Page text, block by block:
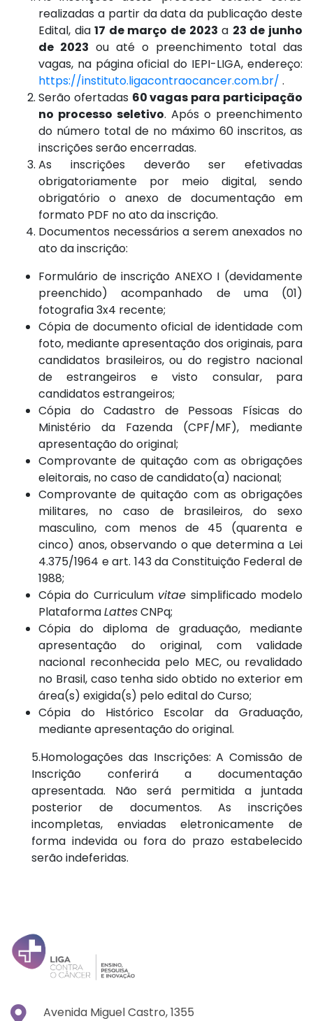
realizadas a partir da data da publicação deste
Edital, dia17 de março de 2023 a 23 de junho
de 2023 ou até o preenchimento total das
vagas, na página oficial do IEPI-LIGA, endereço:
https://instituto.ligacontraocancer.com.br/ .
Serão ofertadas 60 vagas para participação
no processo seletivo. Após o preenchimento
do número total de no máximo 60 inscritos, as
inscrições serão encerradas.
As inscrições deverão ser efetivadas
obrigatoriamente por meio digital, sendo
obrigatório o anexo de documentação em
formato PDF no ato da inscrição.
Documentos necessários a serem anexados no
ato da inscrição:
Formulário de inscrição ANEXO I (devidamente
preenchido) acompanhado de uma (01)
fotografia 3x4 recente;
Cópia de documento oficial de identidade com
foto, mediante apresentação dos originais, para
candidatos brasileiros, ou do registro nacional
de estrangeiros e visto consular, para
candidatos estrangeiros;
Cópia do Cadastro de Pessoas Físicas do
Ministério da Fazenda (CPF/MF), mediante
apresentação do original;
Comprovante de quitação com as obrigações
eleitorais, no caso de candidato(a) nacional;
Comprovante de quitação com as obrigações
militares, no caso de brasileiros, do sexo
masculino, com menos de 45 (quarenta e
cinco) anos, observando o que determina a Lei
4.375/1964 e art. 143 da Constituição Federal de
1988;
Cópia do Curriculum vitae simplificado modelo
PlataformaLattesCNPq;
Cópia do diploma de graduação, mediante
apresentação do original, com validade
nacional reconhecida pelo MEC, ou revalidado
no Brasil, caso tenha sido obtido no exterior em
área(s) exigida(s) pelo edital do Curso;
Cópia do Histórico Escolar da Graduação,
mediante apresentação do original.
5.Homologações das Inscrições: A Comissão de
Inscrição conferirá a documentação
apresentada. Não será permitida a juntada
posterior de documentos. As inscrições
incompletas, enviadas eletronicamente de
forma indevida ou fora do prazo estabelecido
serão indeferidas.
Avenida Miguel Castro, 1355